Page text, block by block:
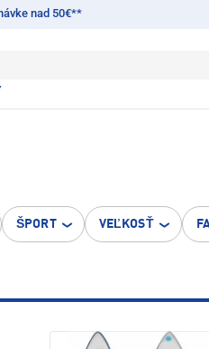
nad 50€**
ŠPORT VEĽKOSŤ